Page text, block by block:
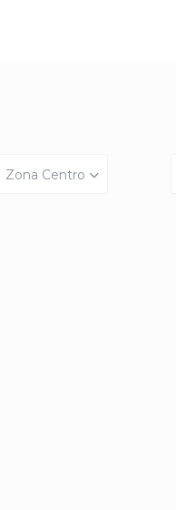
Zona Centro